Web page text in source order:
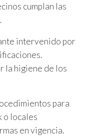
cumplan las
intervenido por
la higiene de los
para
o locales
en vigencia.